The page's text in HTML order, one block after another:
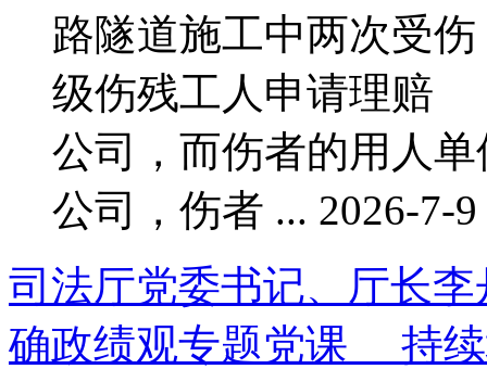
路隧道施工中两次受
级伤残工人申请理
公司，而伤者的用人
公司，伤者 ... 2026-7-9
司法厅党委书记、厅长
确政绩观专题党课 持续